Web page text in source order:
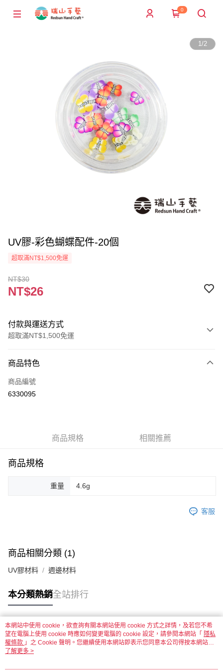
0
1/2
UV膠-彩色蝴蝶配件-20個
超取滿NT$1,500免運
NT$30
NT$26
付款與運送方式
超取滿NT$1,500免運
信用卡一次付款
超商取貨付款
運送方式
7-11取貨付款
每筆NT$60，滿NT$1,500(含以上)免運費
每筆NT$130，滿NT$2,000(含以上)免運費
付款後門市自取
商品特色
商品編號
6330095
商品規格 相關推薦
商品規格
重量 4.6g
客服
商品相關分類 (1)
UV膠材料 週邊材料
本分類熱銷全站排行
熱門標籤
本網站中使用 cookie，欲查詢有關本網站使用 cookie 方式之詳情，及若您不希
望在電腦上使用 cookie 時應如何變更電腦的 cookie 設定，請參閱本網站「 隱私
權條款 」之 Cookie 聲明。您繼續使用本網站即表示您同意本公司得按本網站使
用條款之 Cookie 聲明使用 cookie。
了解更多 >